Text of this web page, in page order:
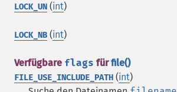
LOCK_UN (int)
LOCK_NB (int)
Verfügbare flags fürfile()
FILE_USE_INCLUDE_PATH (int)